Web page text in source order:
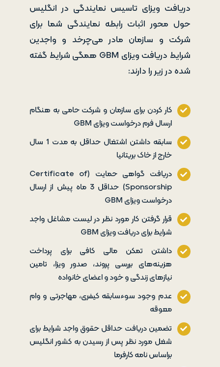
دریافت ویزای تاسیس نمایندگی در انگلیس
حول محور اثبات رابطه نمایندگی شما برای
شرکت و سازمان مادر می‌چرخد و واجدین
شرایط دریافت ویزای GBM همگی شرایط گفته
شده در زیر را دارند:
کار کردن برای سازمان و شرکت حامی به هنگام
ارسال فرم درخواست ویزای GBM
سابقه داشتن اشتغال حداقل به مدت 1 سال
خارج از خاک بریتانیا
دریافت گواهی حمایت (Certificate of
Sponsorship) حداقل 3 ماه پیش از ارسال
درخواست ویزای GBM
قرار گرفتن کار مورد نظر در لیست مشاغل واجد
شرایط برای دریافت ویزای GBM
داشتن تمکن مالی کافی برای پرداخت
هزینه‌های بررسی پروند، صدور ویزا، تامین
نیازهای زندگی و خود و اعضای خانواده
عدم وجود سوءسابقه کیفری، مهاجرتی و وام
معوقه
تضمین دریافت حداقل حقوق واجد شرایط برای
شغل مورد نظر پس از رسیدن به کشور انگلیس
براساس نامه کارفرما